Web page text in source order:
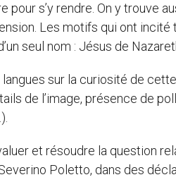
pour s’y rendre. On y trouve
Les motifs qui ont incité
seul nom : Jésus de
sur la curiosité de
de l’image, présence de
et résoudre la question
Poletto, dans des